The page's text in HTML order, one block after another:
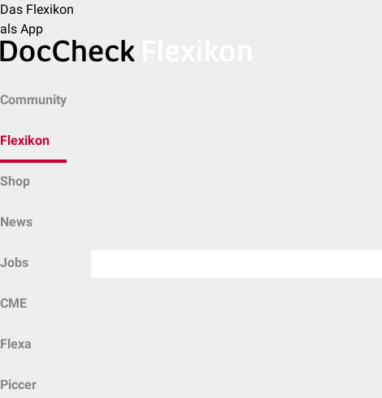
Das Flexikon
als App
Community
Flexikon
Shop
News
Jobs
CME
Flexa
Piccer